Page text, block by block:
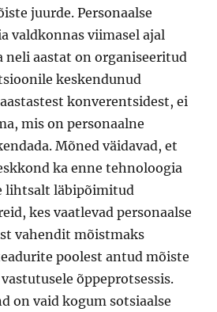
juurde. Personaalse
valdkonnas viimasel ajal
neli aastat on organiseeritud
keskendunud
konverentsidest, ei
mis on personaalne
Mõned väidavad, et
ka enne tehnoloogia
lihtsalt läbipõimitud
kes vaatlevad personaalse
vahendit mõistmaks
poolest antud mõiste
õppeprotsessis.
on vaid kogum sotsiaalse